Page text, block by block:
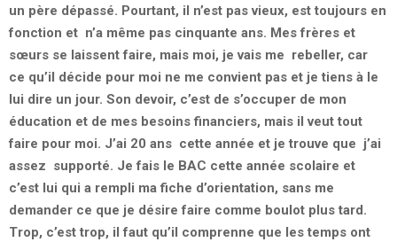
un père dépassé. Pourtant, il n’est pas vieux, est toujours en
fonction et n’a même pas cinquante ans. Mes frères et
sœurs se laissent faire, mais moi, je vais me rebeller, car
ce qu’il décide pour moi ne me convient pas et je tiens à le
lui dire un jour. Son devoir, c’est de s’occuper de mon
éducation et de mes besoins financiers, mais il veut tout
faire pour moi. J’ai 20 ans cette année et je trouve que j’ai
assez supporté. Je fais le BAC cette année scolaire et
c’est lui qui a rempli ma fiche d’orientation, sans me
demander ce que je désire faire comme boulot plus tard.
Trop, c’est trop, il faut qu’il comprenne que les temps ont